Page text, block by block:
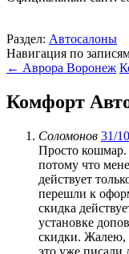
Раздел: Автосалоны
Навигация по
← Аврора Воронеж
Комфорт
Соломонов 31/
Просто
потому что
действует
перешли к
скидка
установке
скидки. Жалею,
это уже писали